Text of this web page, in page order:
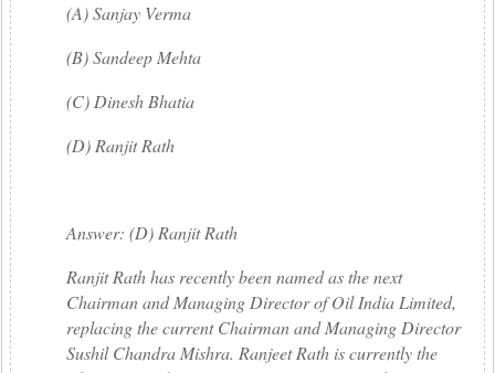
(A) Sanjay Verma
(B) Sandeep Mehta
(C) Dinesh Bhatia
(D) Ranjit Rath
Answer: (D) Ranjit Rath
Ranjit Rath has recently been named as the next
Chairman and Managing Director of Oil India Limited,
replacing the current Chairman and Managing Director
Sushil Chandra Mishra. Ranjeet Rath is currently the